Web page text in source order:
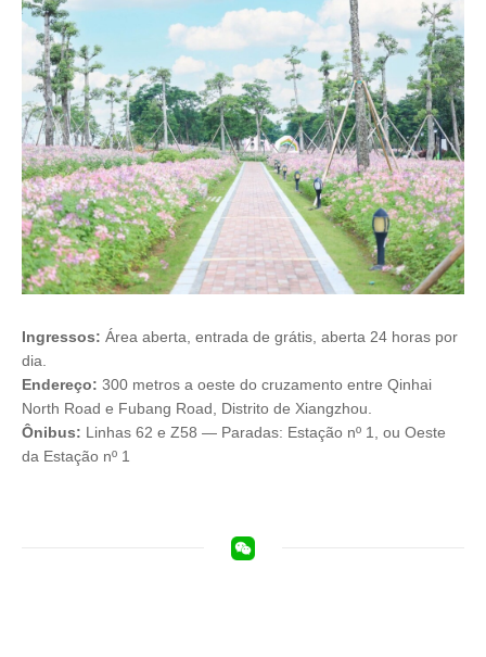
Ingressos: Área aberta, entrada de grátis, aberta 24 horas por
dia.
Endereço: 300 metros a oeste do cruzamento entre Qinhai
North Road e Fubang Road, Distrito de Xiangzhou.
Ônibus: Linhas 62 e Z58 — Paradas: Estação nº 1, ou Oeste
da Estação nº 1